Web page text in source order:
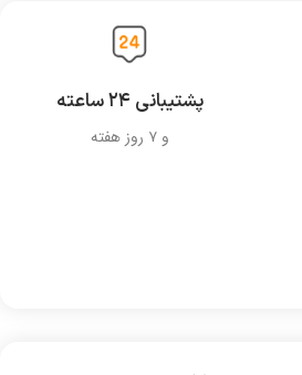
پشتیبانی ۲۴ ساعته
و ۷ روز هفته